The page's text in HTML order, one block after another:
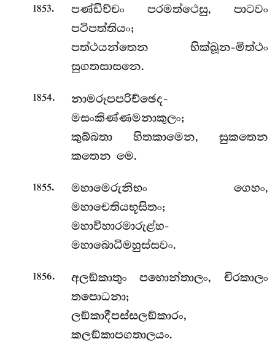
1853. පණ්ඩිච්චං පරමත්ථෙසු, පාටවං
පටිපත්තියං;
පත්ථයන්තෙන භික්ඛූන-මිත්ථං
සුගතසාසනෙ.
1854.
නාමරූපපරිච්ඡෙද-
මසංකිණ්ණමනාකුලං;
කුබ්බතා හිතකාමෙන, සුකතෙන
කතෙන මෙ.
1855. මහාමෙරුනිභං ගෙහං,
මහාචෙතියභූසිතං;
මහාවිහාරමාරුළ්හ-
මහාබොධිමහුස්සවං.
1856.
අලඞ්කාතුං පහොන්තාලං, චිරකාලං
තපොධනා;
ලඞ්කාදීපස්සලඞ්කාරං,
කලඞ්කාපගතාලයං.